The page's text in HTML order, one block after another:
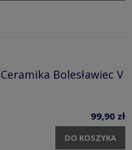
Bolesławiec V
99,90 zł
DO KOSZYKA